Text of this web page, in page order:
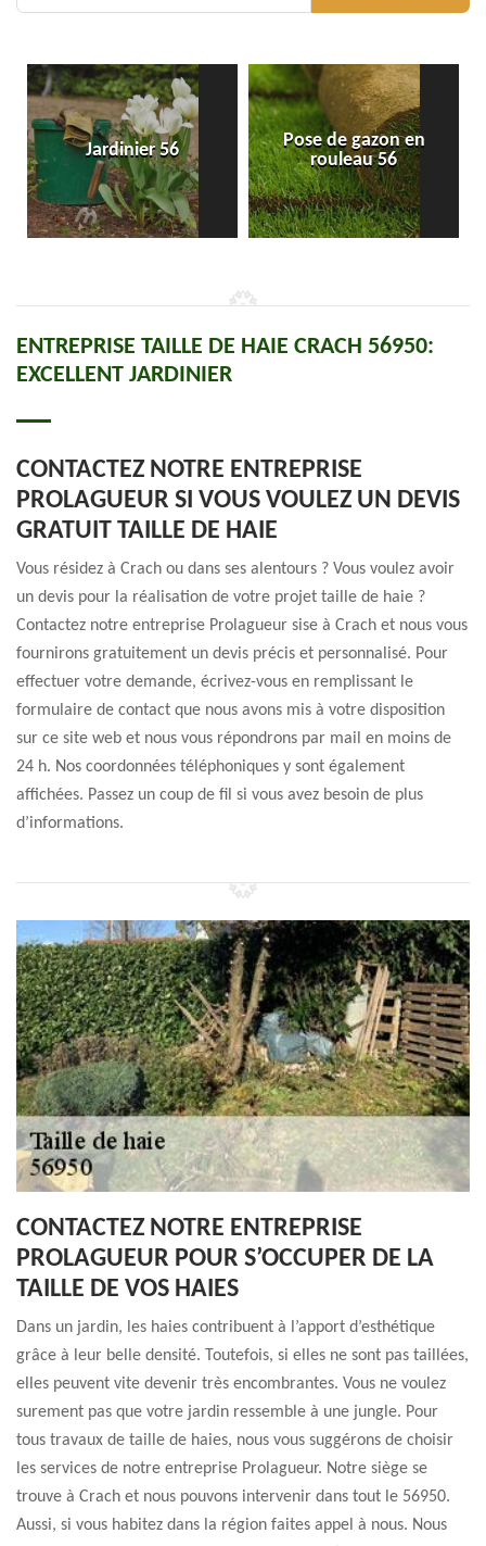
Jardinier 56
Pose de gazon en
rouleau 56
ENTREPRISE TAILLE DE HAIE CRACH 56950:
EXCELLENT JARDINIER
CONTACTEZ NOTRE ENTREPRISE
PROLAGUEUR SI VOUS VOULEZ UN DEVIS
GRATUIT TAILLE DE HAIE
Vous résidez à Crach ou dans ses alentours ? Vous voulez avoir
un devis pour la réalisation de votre projet taille de haie ?
Contactez notre entreprise Prolagueur sise à Crach et nous vous
fournirons gratuitement un devis précis et personnalisé. Pour
effectuer votre demande, écrivez-vous en remplissant le
formulaire de contact que nous avons mis à votre disposition
sur ce site web et nous vous répondrons par mail en moins de
24 h. Nos coordonnées téléphoniques y sont également
affichées. Passez un coup de fil si vous avez besoin de plus
d’informations.
CONTACTEZ NOTRE ENTREPRISE
PROLAGUEUR POUR S’OCCUPER DE LA
TAILLE DE VOS HAIES
Dans un jardin, les haies contribuent à l’apport d’esthétique
grâce à leur belle densité. Toutefois, si elles ne sont pas taillées,
elles peuvent vite devenir très encombrantes. Vous ne voulez
surement pas que votre jardin ressemble à une jungle. Pour
tous travaux de taille de haies, nous vous suggérons de choisir
les services de notre entreprise Prolagueur. Notre siège se
trouve à Crach et nous pouvons intervenir dans tout le 56950.
Aussi, si vous habitez dans la région faites appel à nous. Nous